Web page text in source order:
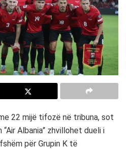
22 mijë tifozë në tribuna, sot
Albania” zhvillohet dueli i
për Grupin K të